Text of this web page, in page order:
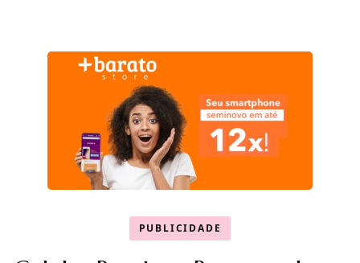
PUBLICIDADE